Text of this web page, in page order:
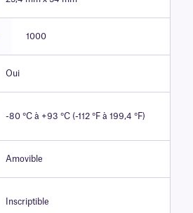
1000
Oui
-80 °C à +93 °C (-112 °F à 199,4 °F)
Amovible
Inscriptible